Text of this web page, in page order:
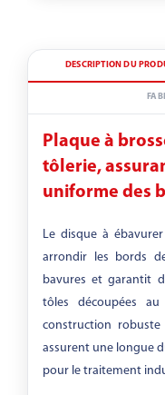
Inclinaison
Grit
DESCRIPTION DU
Plaque à
tôlerie,
uniforme des
Le disque à
arrondir les bords
bavures et garantit
tôles découpées au
construction
assurent une longue
pour le traitement